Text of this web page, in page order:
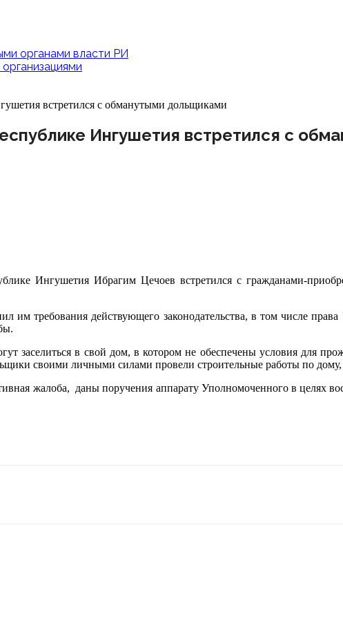
органами власти РИ
встретился с обманутыми дольщиками
Ингушетия встретился с
Ингушетия Ибрагим Цечоев встретился с гражданами-
требования действующего законодательства, в том числе
заселиться в свой дом, в котором не обеспечены условия для
своими личными силами провели строительные работы по
жалоба, даны поручения аппарату Уполномоченного в целях